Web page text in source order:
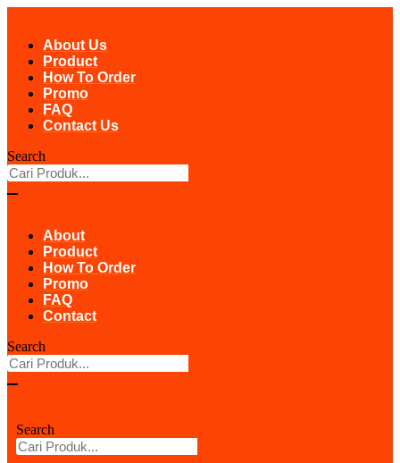
contentAbout Us
Product
How To Order
Promo
FAQ
Contact Us
Search
About
Product
How To Order
Promo
FAQ
Contact
Search
Search